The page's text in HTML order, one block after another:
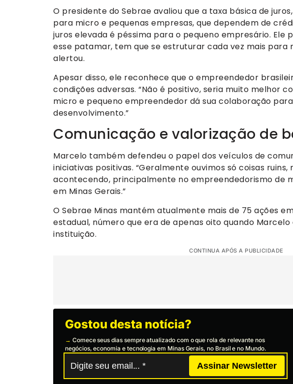
O presidente do Sebrae avaliou que a taxa básica de
para micro e pequenas empresas, que dependem de
juros elevada é péssima para o pequeno empresário. Ele
esse patamar, tem que se estruturar cada vez mais para
alertou.
Apesar disso, ele reconhece que o empreendedor
condições adversas. “Não é positivo, seria muito melhor
micro e pequeno empreendedor dá sua colaboração
desenvolvimento.”
Comunicação e valorização de
Marcelo também defendeu o papel dos veículos de
iniciativas positivas. “Geralmente ouvimos só coisas ruins,
acontecendo, principalmente no empreendedorismo de
em Minas Gerais.”
O Sebrae Minas mantém atualmente mais de 75 ações
estadual, número que era de apenas oito quando Marcelo
instituição.
CONTINUA APÓS A PUBLICIDADE
Gostou desta notícia?
→ Comece seus dias sempre atualizado com o que rola de relevante nos
negócios, economia e tecnologia em Minas Gerais, no Brasil e no Mundo.
Assinar Newsletter